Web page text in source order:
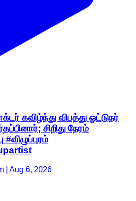
கவிழ்ந்து விபத்து ஓட்டுநர்
சிறிது நேரம்
| Aug 6, 2026